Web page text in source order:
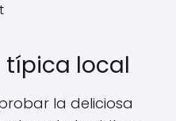
local
la deliciosa